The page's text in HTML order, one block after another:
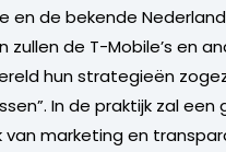
en de bekende
zullen de T-Mobile’s en
hun strategieën
In de praktijk zal een
van marketing en